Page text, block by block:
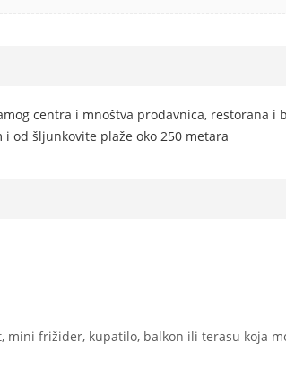
centra i mnoštva prodavnica, restorana i
i od šljunkovite plaže oko 250 metara
mini frižider, kupatilo, balkon ili terasu koja